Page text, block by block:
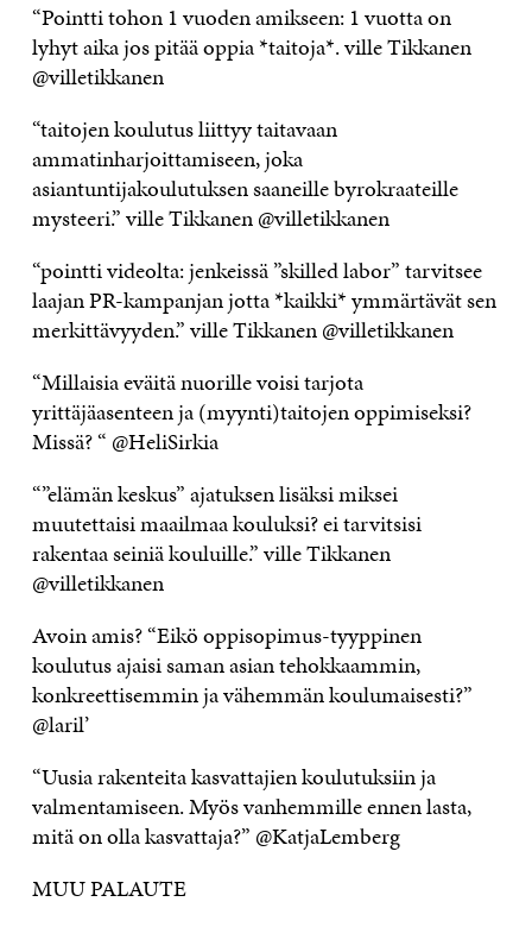
“Pointti tohon 1 vuoden amikseen: 1 vuotta on
lyhyt aika jos pitää oppia *taitoja*. ville Tikkanen
@villetikkanen
“taitojen koulutus liittyy taitavaan
ammatinharjoittamiseen, joka
asiantuntijakoulutuksen saaneille byrokraateille
mysteeri.” ville Tikkanen @villetikkanen
“pointti videolta: jenkeissä ”skilled labor” tarvitsee
laajan PR-kampanjan jotta *kaikki* ymmärtävät sen
merkittävyyden.” ville Tikkanen @villetikkanen
“Millaisia eväitä nuorille voisi tarjota
yrittäjäasenteen ja (myynti)taitojen oppimiseksi?
Missä? “ @HeliSirkia
“”elämän keskus” ajatuksen lisäksi miksei
muutettaisi maailmaa kouluksi? ei tarvitsisi
rakentaa seiniä kouluille.” ville Tikkanen
@villetikkanen
Avoin amis? “Eikö oppisopimus-tyyppinen
koulutus ajaisi saman asian tehokkaammin,
konkreettisemmin ja vähemmän koulumaisesti?”
@laril’
“Uusia rakenteita kasvattajien koulutuksiin ja
valmentamiseen. Myös vanhemmille ennen lasta,
mitä on olla kasvattaja?” @KatjaLemberg
MUU PALAUTE